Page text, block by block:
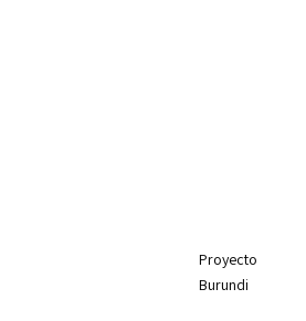
Proyecto
Burundi